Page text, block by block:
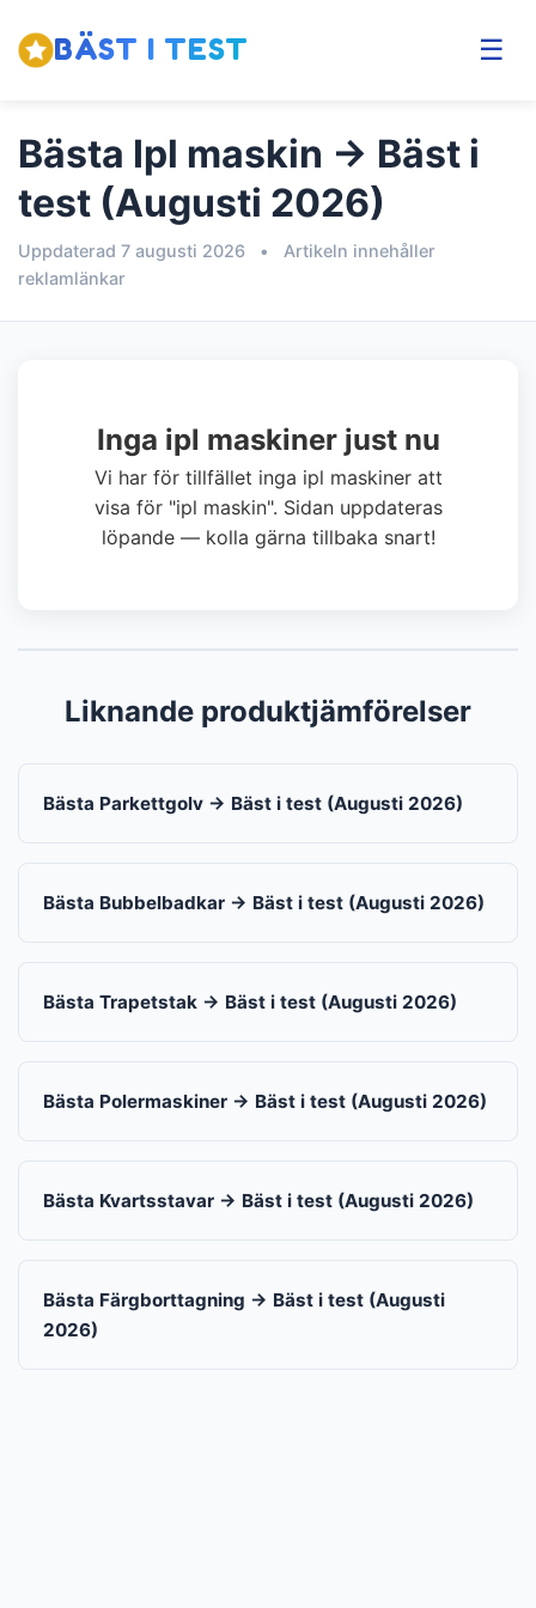
BÄST I TEST ☰
Bästa Ipl maskin → Bäst i
test (Augusti 2026)
Uppdaterad 7 augusti 2026 •
Artikeln innehåller
reklamlänkar
Inga ipl maskiner just nu
Vi har för tillfället inga ipl maskiner att
visa för "ipl maskin". Sidan uppdateras
löpande — kolla gärna tillbaka snart!
Liknande produktjämförelser
Bästa Parkettgolv → Bäst i test (Augusti 2026)
Bästa Bubbelbadkar → Bäst i test (Augusti 2026)
Bästa Trapetstak → Bäst i test (Augusti 2026)
Bästa Polermaskiner → Bäst i test (Augusti 2026)
Bästa Kvartsstavar → Bäst i test (Augusti 2026)
Bästa Färgborttagning → Bäst i test (Augusti
2026)